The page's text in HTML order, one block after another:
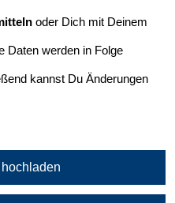
oder Dich mit Deinem
Daten werden in Folge
kannst Du Änderungen